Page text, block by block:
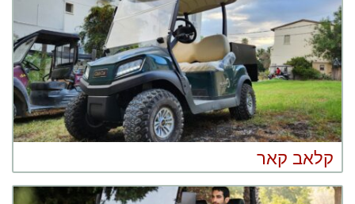
קלאב קאר